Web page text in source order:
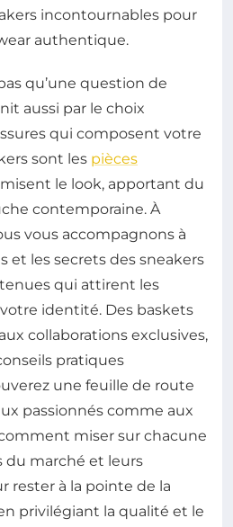
incontournables pour
authentique.
qu’une question de
aussi par le choix
qui composent votre
sont les pièces
le look, apportant du
contemporaine. À
vous accompagnons à
et les secrets des sneakers
qui attirent les
identité. Des baskets
collaborations exclusives,
pratiques
une feuille de route
passionnés comme aux
miser sur chacune
du marché et leurs
rester à la pointe de la
privilégiant la qualité et le